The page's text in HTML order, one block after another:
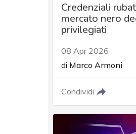
Credenziali
mercato nero
privilegiati
08 Apr 2026
di Marco Armoni
Condividi